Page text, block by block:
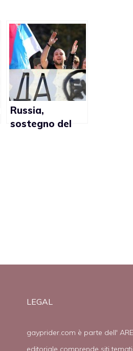
Russia,
sostegno del
LEGAL
gayprider.com è parte dell'
editoriale comprende siti